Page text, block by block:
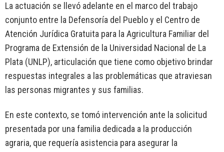
La actuación se llevó adelante en el marco del trabajo
conjunto entre la Defensoría del Pueblo y el Centro de
Atención Jurídica Gratuita para la Agricultura Familiar del
Programa de Extensión de la Universidad Nacional de La
Plata (UNLP), articulación que tiene como objetivo brindar
respuestas integrales a las problemáticas que atraviesan
las personas migrantes y sus familias.
En este contexto, se tomó intervención ante la solicitud
presentada por una familia dedicada a la producción
agraria, que requería asistencia para asegurar la